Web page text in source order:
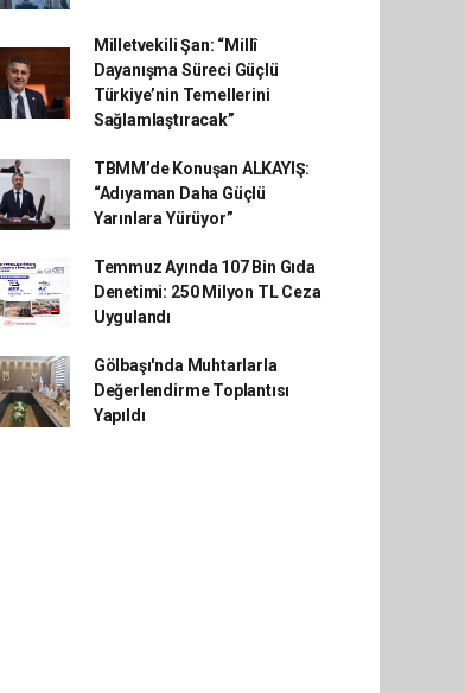
Milletvekili Şan: “Millî
Dayanışma Süreci Güçlü
Türkiye’nin Temellerini
Sağlamlaştıracak”
TBMM’de Konuşan ALKAYIŞ:
“Adıyaman Daha Güçlü
Yarınlara Yürüyor”
Temmuz Ayında 107 Bin Gıda
Denetimi: 250 Milyon TL Ceza
Uygulandı
Gölbaşı'nda Muhtarlarla
Değerlendirme Toplantısı
Yapıldı